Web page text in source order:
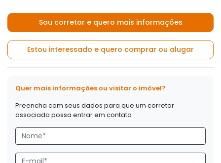
Sou corretor e quero mais informações
Estou interessado e quero comprar ou alugar
Quer mais informações ou visitar o imóvel?
Preencha com seus dados para que um corretor
associado possa entrar em contato